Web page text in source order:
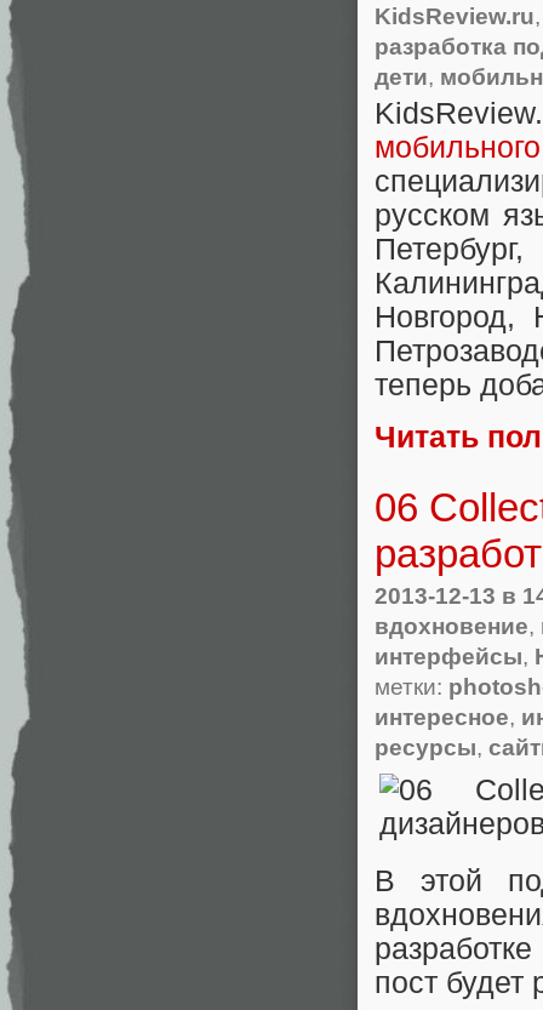
KidsReview.ru
разработка
дети,
русском
Новгород,
теперь
Читать
06
2013-12-13 в
вдохновение,
интерфейсы,
метки:
интересное,
ресурсы,
В этой
пост будет